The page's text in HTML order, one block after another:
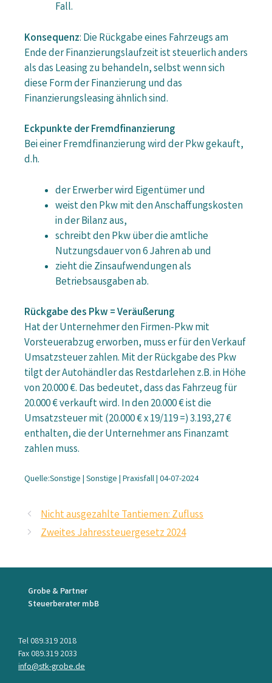
Fall.
Konsequenz: Die Rückgabe eines Fahrzeugs am
Ende der Finanzierungslaufzeit ist steuerlich anders
als das Leasing zu behandeln, selbst wenn sich
diese Form der Finanzierung und das
Finanzierungsleasing ähnlich sind.
Eckpunkte der Fremdfinanzierung
Bei einer Fremdfinanzierung wird der Pkw gekauft,
d.h.
der Erwerber wird Eigentümer und
weist den Pkw mit den Anschaffungskosten
in der Bilanz aus,
schreibt den Pkw über die amtliche
Nutzungsdauer von 6 Jahren ab und
zieht die Zinsaufwendungen als
Betriebsausgaben ab.
Rückgabe des Pkw = Veräußerung
Hat der Unternehmer den Firmen-Pkw mit
Vorsteuerabzug erworben, muss er für den Verkauf
Umsatzsteuer zahlen. Mit der Rückgabe des Pkw
tilgt der Autohändler das Restdarlehen z.B. in Höhe
von 20.000 €. Das bedeutet, dass das Fahrzeug für
20.000 € verkauft wird. In den 20.000 € ist die
Umsatzsteuer mit (20.000 € x 19/119 =) 3.193,27 €
enthalten, die der Unternehmer ans Finanzamt
zahlen muss.
Quelle:Sonstige | Sonstige | Praxisfall | 04-07-2024
Nicht ausgezahlte Tantiemen: Zufluss
Zweites Jahressteuergesetz 2024
Grobe & Partner
Steuerberater mbB
Tel 089.319 2018
Fax 089.319 2033
info@stk-grobe.de